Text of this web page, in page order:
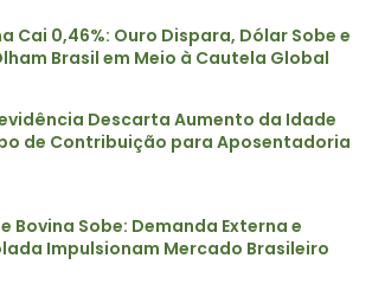
Cai 0,46%: Ouro Dispara, Dólar Sobe e
Brasil em Meio à Cautela Global
Descarta Aumento da Idade
de Contribuição para Aposentadoria
Bovina Sobe: Demanda Externa e
Impulsionam Mercado Brasileiro